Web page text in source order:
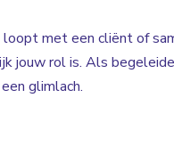
met een cliënt of
jouw rol is. Als
glimlach.